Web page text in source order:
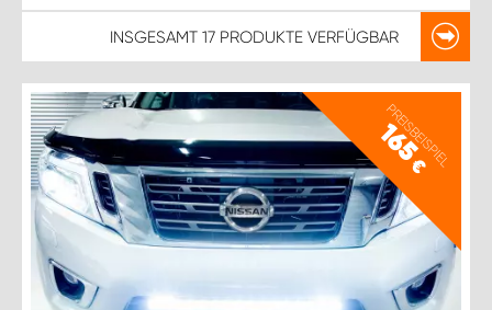
INSGESAMT 17 PRODUKTE VERFÜGBAR
PREISBEISPIEL
165
€